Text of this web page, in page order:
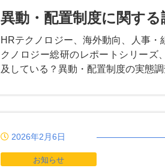
異動・配置制度に関す
HRテクノロジー、海外動向、人事
クノロジー総研のレポートシリーズ
及している？異動・配置制度の実態
2026年2月6日
お知らせ